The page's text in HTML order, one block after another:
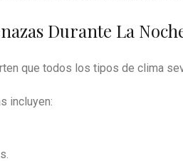
Durante La
que todos los tipos de clima
incluyen: